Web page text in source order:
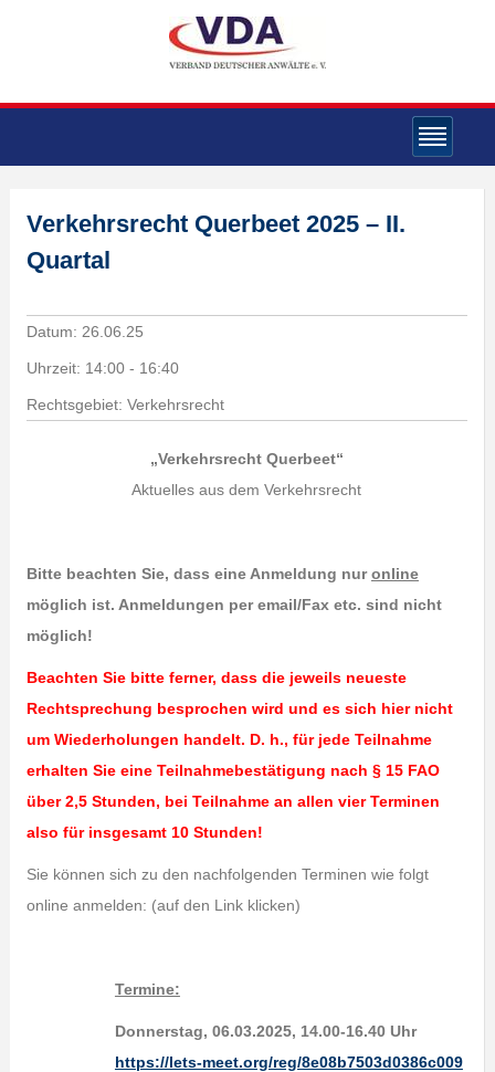
Verkehrsrecht Querbeet 2025 – II.
Quartal
Datum: 26.06.25
Uhrzeit: 14:00 - 16:40
Rechtsgebiet: Verkehrsrecht
„Verkehrsrecht Querbeet“
Aktuelles aus dem Verkehrsrecht
Bitte beachten Sie, dass eine Anmeldung nuronline
möglich ist. Anmeldungen per email/Fax etc. sind nicht
möglich!
Beachten Sie bitte ferner, dass die jeweils neueste
Rechtsprechung besprochen wird und es sich hier nicht
um Wiederholungen handelt. D. h., für jede Teilnahme
erhalten Sie eine Teilnahmebestätigung nach § 15 FAO
über 2,5 Stunden, bei Teilnahme an allen vier Terminen
also für insgesamt 10 Stunden!
Sie können sich zu den nachfolgenden Terminen wie folgt
online anmelden: (auf den Link klicken)
Termine:
Donnerstag, 06.03.2025, 14.00-16.40 Uhr
https://lets-meet.org/reg/8e08b7503d0386c009